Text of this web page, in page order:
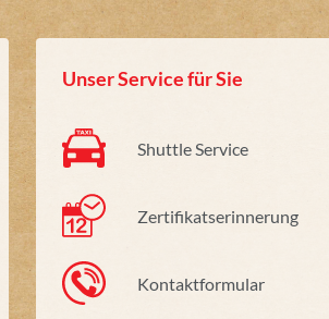
Unser Service für Sie
Shuttle Service
Zertifikatserinnerung
Kontaktformular